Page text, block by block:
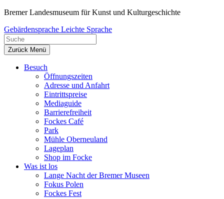
Zum
springen
Bremer Landesmuseum für Kunst und Kulturgeschichte
Gebärdensprache Leichte Sprache
Zurück Menü
Besuch
Öffnungszeiten
Adresse und Anfahrt
Eintrittspreise
Mediaguide
Barrierefreiheit
Fockes Café
Park
Mühle Oberneuland
Lageplan
Shop im Focke
Was ist los
Lange Nacht der Bremer Museen
Fokus Polen
Fockes Fest